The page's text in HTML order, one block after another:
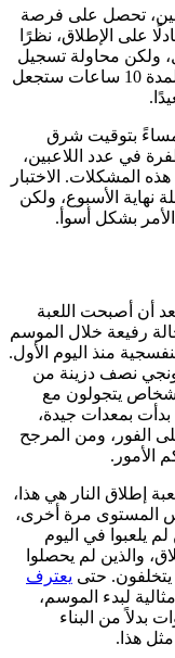
تحصل على فرصة
على الإطلاق، نظرًا
ولكن محاولة تسجيل
الدخول واكتشاف أن اللعبة غير قابلة للعب لمدة 10 ساعات ستجعل
عادت الخوادم للعمل في الساعة 11 مساءً بتوقيت شرق
في عدد اللاعبين،
المشكلات. الاختبار
نهاية الأسبوع، ولكن
بشكل أسوأ.
أن أصبحت اللعبة
رفيعة خلال الموسم
منذ اليوم الأول.
نصف دزينة من
يتجولون مع
بدأت بمعدات جيدة،
الفور، ومن المرجح
الأمور.
إطلاق النار هي هذا،
المستوى مرة أخرى،
يلعبوا في اليوم
والذين لم يحصلوا
حتى يعترف
لبدء الموسم،
من البناء
هذا.